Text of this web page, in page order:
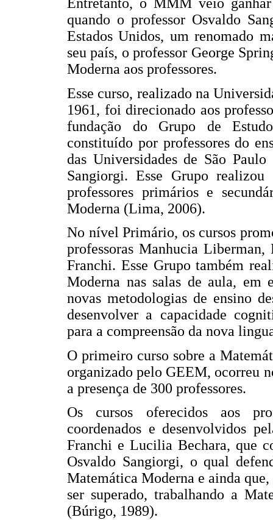
quando o professor Osvaldo
Estados Unidos, um renomado
seu país, o professor George
Moderna aos professores.
Esse curso, realizado na
1961, foi direcionado aos
fundação do Grupo de
constituído por professores do
das Universidades de São
Sangiorgi. Esse Grupo realizou
professores primários e
Moderna (Lima, 2006).
No nível Primário, os cursos
professoras Manhucia
Franchi. Esse Grupo também
Moderna nas salas de aula, em
novas metodologias de ensino
desenvolver a capacidade
para a compreensão da nova
O primeiro curso sobre a
organizado pelo GEEM, ocorreu
a presença de 300 professores.
Os cursos oferecidos aos
coordenados e desenvolvidos
Franchi e Lucilia Bechara, que
Osvaldo Sangiorgi, o qual
Matemática Moderna e ainda
ser superado, trabalhando a
(Búrigo, 1989).